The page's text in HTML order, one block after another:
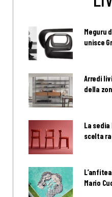
Meguru
unisce
Arredi
della
La
scelta
Mario